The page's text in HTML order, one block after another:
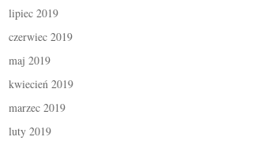
lipiec 2019
czerwiec 2019
maj 2019
kwiecień 2019
marzec 2019
luty 2019